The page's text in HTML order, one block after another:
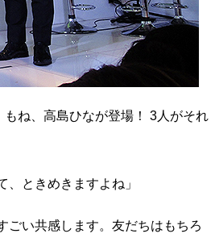
ね、高島ひなが登場！ 3人がそれ
ときめきますよね」
ごい共感します。友だちはもちろ